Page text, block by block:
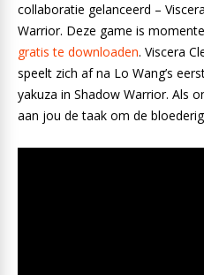
collaboratie gelanceerd –
Warrior. Deze game is
gratis te downloaden. Viscera
speelt zich af na Lo Wang’s
yakuza in Shadow Warrior. Als
aan jou de taak om de